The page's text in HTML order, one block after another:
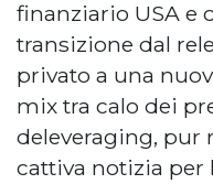
finanziario USA e
transizione dal
privato a una
mix tra calo dei
deleveraging, pur
cattiva notizia per